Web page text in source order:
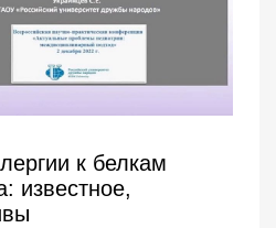
к белкам
известное,